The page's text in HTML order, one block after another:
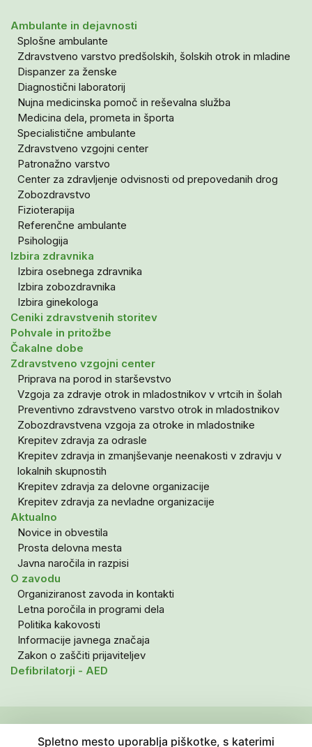
Spletno mesto uporablja piškotke, s katerimi
Ambulante in dejavnosti
Splošne ambulante
Zdravstveno varstvo predšolskih, šolskih otrok in mladine
Dispanzer za ženske
Diagnostični laboratorij
Nujna medicinska pomoč in reševalna služba
Medicina dela, prometa in športa
Specialistične ambulante
Zdravstveno vzgojni center
Patronažno varstvo
Center za zdravljenje odvisnosti od prepovedanih drog
Zobozdravstvo
Fizioterapija
Referenčne ambulante
Psihologija
Izbira zdravnika
Izbira osebnega zdravnika
Izbira zobozdravnika
Izbira ginekologa
Ceniki zdravstvenih storitev
Pohvale in pritožbe
Čakalne dobe
Zdravstveno vzgojni center
Priprava na porod in starševstvo
Vzgoja za zdravje otrok in mladostnikov v vrtcih in šolah
Preventivno zdravstveno varstvo otrok in mladostnikov
Zobozdravstvena vzgoja za otroke in mladostnike
Krepitev zdravja za odrasle
Krepitev zdravja in zmanjševanje neenakosti v zdravju v
lokalnih skupnostih
Krepitev zdravja za delovne organizacije
Krepitev zdravja za nevladne organizacije
Aktualno
Novice in obvestila
Prosta delovna mesta
Javna naročila in razpisi
O zavodu
Organiziranost zavoda in kontakti
Letna poročila in programi dela
Politika kakovosti
Informacije javnega značaja
Zakon o zaščiti prijaviteljev
Defibrilatorji - AED
Politika zasebnosti in varovanje osebnih podatkov